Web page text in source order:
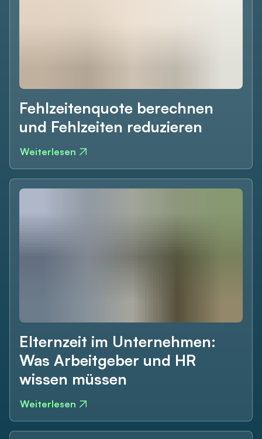
Fehlzeitenquote berechnen
und Fehlzeiten reduzieren
Weiterlesen
Elternzeit im Unternehmen:
Was Arbeitgeber und HR
wissen müssen
Weiterlesen